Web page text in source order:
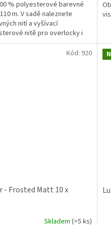
% polyesterové barevné
m. V sadě naleznete
nití a vyšívací
nitě pro overlocky i
5
- Frosted Matt 10 x
Skladem (>5 ks)
Kód: 920